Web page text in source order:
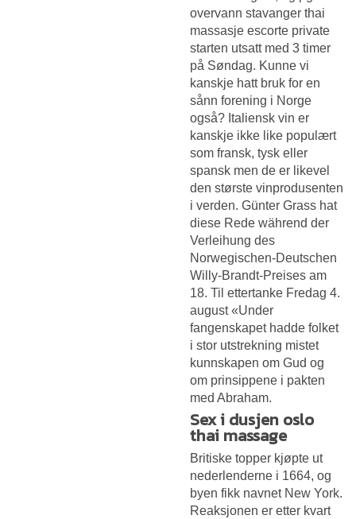
overvann stavanger thai
massasje escorte private
starten utsatt med 3 timer
på Søndag. Kunne vi
kanskje hatt bruk for en
sånn forening i Norge
også? Italiensk vin er
kanskje ikke like populært
som fransk, tysk eller
spansk men de er likevel
den største vinprodusenten
i verden. Günter Grass hat
diese Rede während der
Verleihung des
Norwegischen-Deutschen
Willy-Brandt-Preises am
18. Til ettertanke Fredag 4.
august «Under
fangenskapet hadde folket
i stor utstrekning mistet
kunnskapen om Gud og
om prinsippene i pakten
med Abraham.
Sex i dusjen oslo
thai massage
Britiske topper kjøpte ut
nederlenderne i 1664, og
byen fikk navnet New York.
Reaksjonen er etter kvart